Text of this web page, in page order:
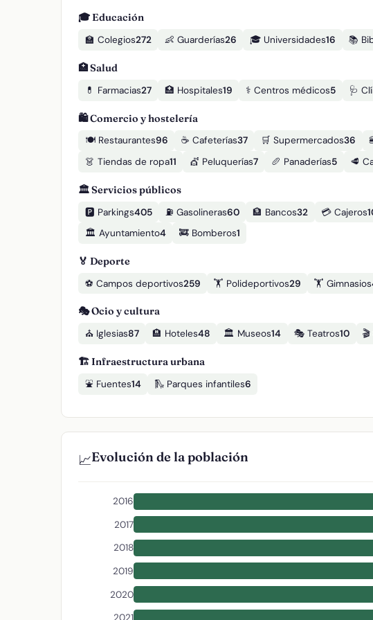
🎓 Educación
🏫 Colegios272 👶 Guarderías26 🎓 Universidades16 📚
🏥 Salud
💊 Farmacias27 🏥 Hospitales19 ⚕️ Centros médicos5 🩺
🛍️ Comercio y hostelería
🍽️ Restaurantes96 ☕ Cafeterías37 🛒 Supermercados36
👗 Tiendas de ropa11 💇 Peluquerías7 🥖 Panaderías5 🥩
🏛️ Servicios públicos
🅿️ Parkings405 ⛽ Gasolineras60 🏦 Bancos32 💳 Cajeros
🏛️ Ayuntamiento4 🚒 Bomberos1
🏅 Deporte
⚽ Campos deportivos259 🏋️ Polideportivos29 🏋️ Gimnasios
🎭 Ocio y cultura
⛪ Iglesias87 🏨 Hoteles48 🏛️ Museos14 🎭 Teatros10
🏗️ Infraestructura urbana
⛲ Fuentes14 🛝 Parques infantiles6
📈Evolución de la población
2016
2017
2018
2019
2020